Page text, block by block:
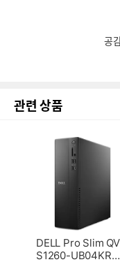
공
관련 상품
DELL Pro Slim QV
S1260-UB04KR (1